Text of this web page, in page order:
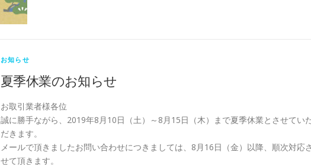
お知らせ
夏季休業のお知らせ
お取引業者様各位
誠に勝手ながら、2019年8月10日（土）～8月15日（木）まで夏季休業とさせてい
だきます。
メールで頂きましたお問い合わせにつきましては、8月16日（金）以降、順次対応さ
せて頂きます。